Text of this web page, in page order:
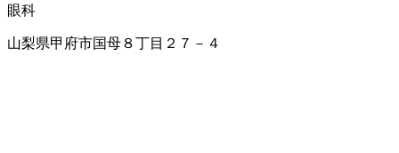
眼科
山梨県甲府市国母８丁目２７－４